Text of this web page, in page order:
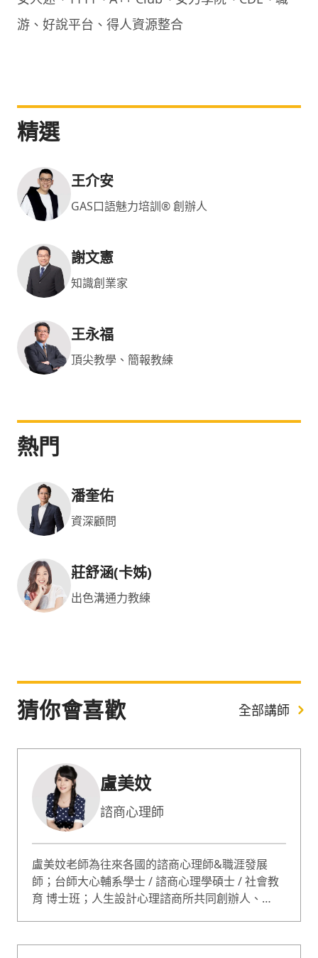
游、好說平台、得人資源整合
精選
王介安
GAS口語魅力培訓® 創辦人
謝文憲
知識創業家
王永福
頂尖教學、簡報教練
熱門
潘奎佑
資深顧問
莊舒涵(卡姊)
出色溝通力教練
猜你會喜歡 全部講師
盧美妏
諮商心理師
盧美妏老師為往來各國的諮商心理師&職涯發展
師；台師大心輔系學士 / 諮商心理學碩士 / 社會教
育 博士班；人生設計心理諮商所共同創辦人、
選最有影響力的 50 位心理諮詢師。諮詢服務超過